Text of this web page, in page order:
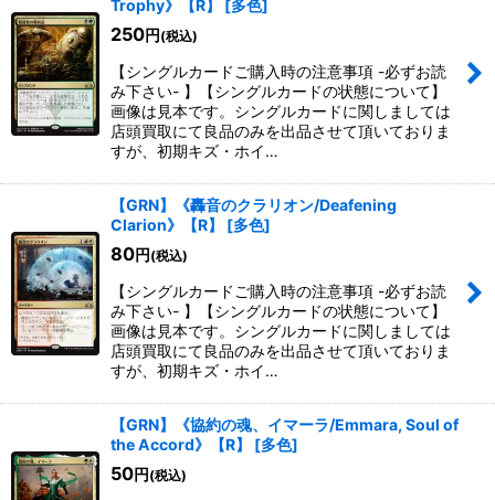
Trophy》【R】
[多色]
250円 (税込)
【シングルカードご購入時の注意事項 -必ずお読
み下さい- 】【シングルカードの状態について】
画像は見本です。シングルカードに関しましては
店頭買取にて良品のみを出品させて頂いておりま
すが、初期キズ・ホイ…
【GRN】《轟音のクラリオン/Deafening
Clarion》【R】
[多色]
80円 (税込)
【シングルカードご購入時の注意事項 -必ずお読
み下さい- 】【シングルカードの状態について】
画像は見本です。シングルカードに関しましては
店頭買取にて良品のみを出品させて頂いておりま
すが、初期キズ・ホイ…
【GRN】《協約の魂、イマーラ/Emmara, Soul of
the Accord》【R】
[多色]
50円 (税込)